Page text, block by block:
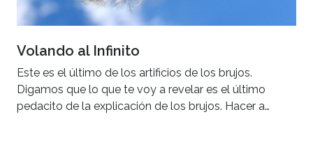
Volando al Infinito
Este es el último de los artificios de los brujos.
Digamos que lo que te voy a revelar es el último
pedacito de la explicación de los brujos. Hacer a…